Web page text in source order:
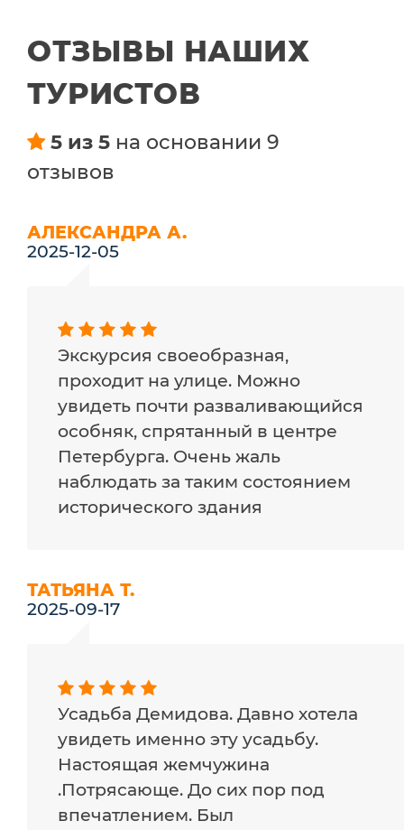
ОТЗЫВЫ НАШИХ
ТУРИСТОВ
5 из 5 на основании 9
отзывов
АЛЕКСАНДРА А.
2025-12-05
Экскурсия своеобразная,
проходит на улице. Можно
увидеть почти разваливающийся
особняк, спрятанный в центре
Петербурга. Очень жаль
наблюдать за таким состоянием
исторического здания
ТАТЬЯНА Т.
2025-09-17
Усадьба Демидова. Давно хотела
увидеть именно эту усадьбу.
Настоящая жемчужина
.Потрясающе. До сих пор под
впечатлением. Был